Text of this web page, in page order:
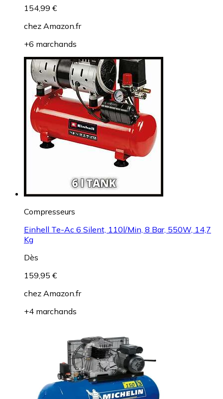
154,99 €
chez Amazon.fr
+6 marchands
Compresseurs
Einhell Te-Ac 6 Silent, 110l/Min, 8 Bar, 550W, 14,7
Kg
Dès
159,95 €
chez Amazon.fr
+4 marchands